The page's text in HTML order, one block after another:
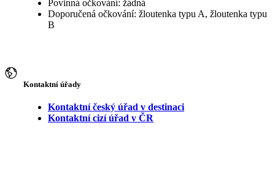
Povinná očkování: žádná
Doporučená očkování: žloutenka typu A, žloutenka typu
B
Kontaktní úřady
Kontaktní český úřad v destinaci
Kontaktní cizí úřad v ČR